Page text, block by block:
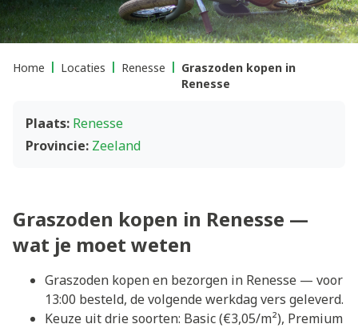
Home Locaties Renesse
Graszoden kopen in
Renesse
Plaats: Renesse
Provincie: Zeeland
Graszoden kopen in Renesse —
wat je moet weten
Graszoden kopen en bezorgen in Renesse — voor
13:00 besteld, de volgende werkdag vers geleverd.
Keuze uit drie soorten: Basic (€3,05/m²), Premium